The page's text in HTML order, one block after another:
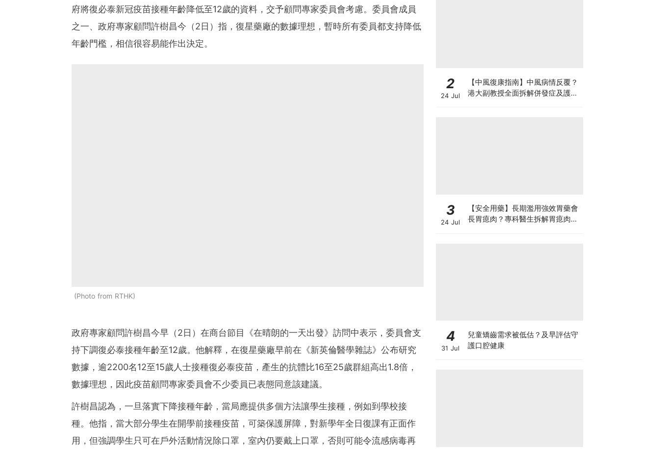
府將復必泰新冠疫苗接種年齡降低至12歲的資料，交予顧問專家委員會考慮。委員會成員
之一、政府專家顧問許樹昌今（2日）指，復星藥廠的數據理想，暫時所有委員都支持降低
年齡門檻，相信很容易能作出決定。
Photo from RTHK
政府專家顧問許樹昌今早（2日）在商台節目《在晴朗的一天出發》訪問中表示，委員會支
持下調復必泰接種年齡至12歲。他解釋，在復星藥廠早前在《新英倫醫學雜誌》公布研究
數據，逾2200名12至15歲人士接種復必泰疫苗，產生的抗體比16至25歲群組高出1.8倍，
數據理想，因此疫苗顧問專家委員會不少委員已表態同意該建議。
許樹昌認為，一旦落實下降接種年齡，當局應提供多個方法讓學生接種，例如到學校接
種。他指，當大部分學生在開學前接種疫苗，可築保護屏障，對新學年全日復課有正面作
用，但強調學生只可在戶外活動情況除口罩，室內仍要戴上口罩，否則可能令流感病毒再
2
24 Jul
【中風復康指南】中風病情反覆？
港大副教授全面拆解併發症及護理
3
24 Jul
【安全用藥】長期濫用強效胃藥會
長胃瘜肉？專科醫生拆解胃瘜肉癌
4
31 Jul
兒童矯齒需求被低估？及早評估守
護口腔健康